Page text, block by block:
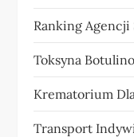
Ranking Agencji
Toksyna
Krematorium
Transport